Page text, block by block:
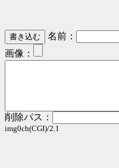
名前：
画像：
削除パス：
img0ch(CGI)/2.1